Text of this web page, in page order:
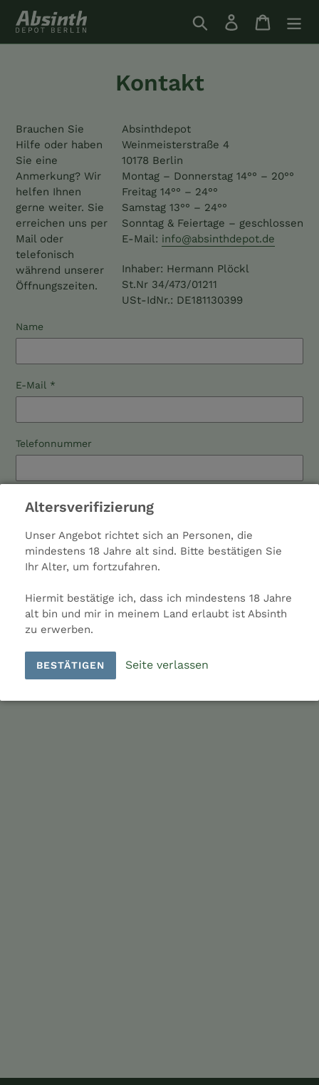
Direkt
zum
Inhalt
Altersverifizierung
Unser Angebot richtet sich an Personen, die
mindestens 18 Jahre alt sind. Bitte bestätigen Sie
Ihr Alter, um fortzufahren.
Hiermit bestätige ich, dass ich mindestens 18 Jahre
alt bin und mir in meinem Land erlaubt ist Absinth
zu erwerben.
BESTÄTIGEN Seite verlassen
Suchen Einloggen
Kontakt
Absinthdepot
Weinmeisterstraße 4
10178 Berlin
Montag – Donnerstag 14°° – 20°°
Freitag 14°° – 24°°
Samstag 13°° – 24°°
Sonntag & Feiertage – geschlossen
E-Mail: info@absinthdepot.de
Inhaber: Hermann Plöckl
St.Nr 34/473/01211
USt-IdNr.: DE181130399
Brauchen Sie
Hilfe oder haben
Sie eine
Anmerkung? Wir
helfen Ihnen
gerne weiter. Sie
erreichen uns per
Mail oder
telefonisch
während unserer
Öffnungszeiten.
Name
E-Mail *
Telefonnummer
Nachricht